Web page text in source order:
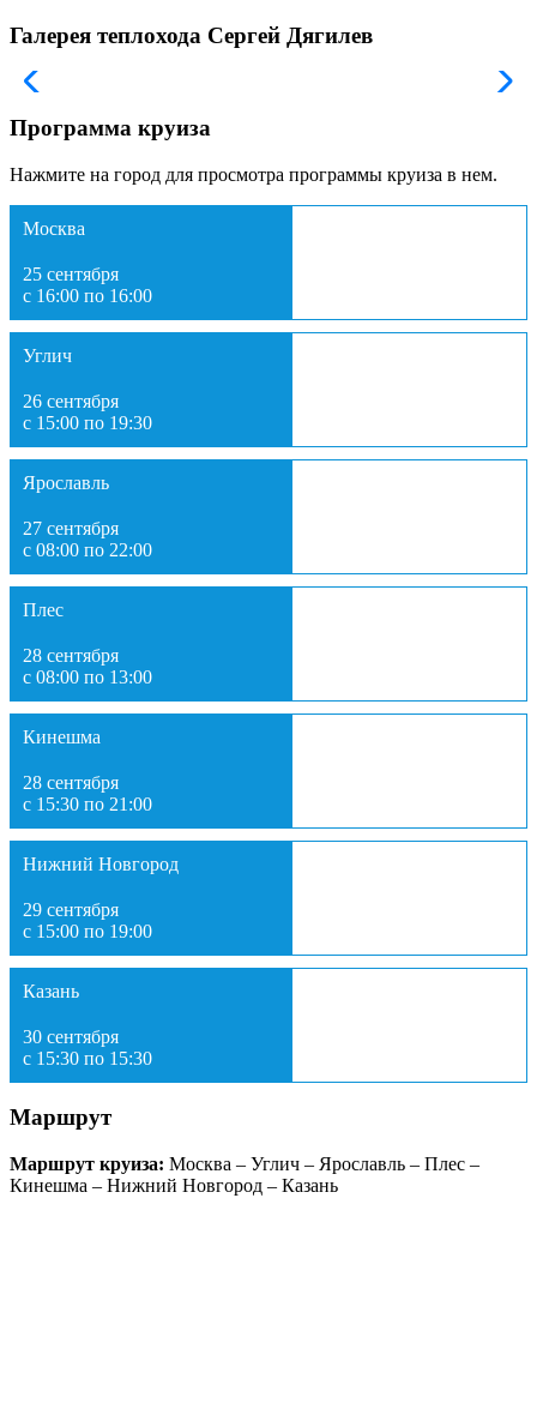
Галерея теплохода Сергей Дягилев
Программа круиза
Нажмите на город для просмотра программы круиза в нем.
Москва
25 сентября
с 16:00 по 16:00
Углич
26 сентября
с 15:00 по 19:30
Ярославль
27 сентября
с 08:00 по 22:00
Плес
28 сентября
с 08:00 по 13:00
Кинешма
28 сентября
с 15:30 по 21:00
Нижний Новгород
29 сентября
с 15:00 по 19:00
Казань
30 сентября
с 15:30 по 15:30
Маршрут
Маршрут круиза: Москва – Углич – Ярославль – Плес –
Кинешма – Нижний Новгород – Казань